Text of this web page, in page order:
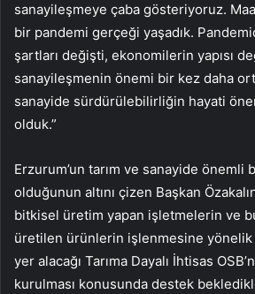
sanayileşmeye çaba gösteriyoruz.
bir pandemi gerçeği yaşadık.
şartları değişti, ekonomilerin yapısı
sanayileşmenin önemi bir kez daha
sanayide sürdürülebilirliğin hayati
olduk.”
Erzurum’un tarım ve sanayide
olduğunun altını çizen Başkan
bitkisel üretim yapan işletmelerin ve
üretilen ürünlerin işlenmesine
yer alacağı Tarıma Dayalı İhtisas
kurulması konusunda destek